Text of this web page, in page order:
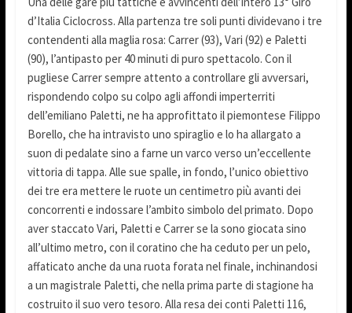
d’Italia Ciclocross. Alla partenza tre soli punti dividevano i tre
contendenti alla maglia rosa: Carrer (93), Vari (92) e Paletti
(90), l’antipasto per 40 minuti di puro spettacolo. Con il
pugliese Carrer sempre attento a controllare gli avversari,
rispondendo colpo su colpo agli affondi imperterriti
dell’emiliano Paletti, ne ha approfittato il piemontese Filippo
Borello, che ha intravisto uno spiraglio e lo ha allargato a
suon di pedalate sino a farne un varco verso un’eccellente
vittoria di tappa. Alle sue spalle, in fondo, l’unico obiettivo
dei tre era mettere le ruote un centimetro più avanti dei
concorrenti e indossare l’ambito simbolo del primato. Dopo
aver staccato Vari, Paletti e Carrer se la sono giocata sino
all’ultimo metro, con il coratino che ha ceduto per un pelo,
affaticato anche da una ruota forata nel finale, inchinandosi
a un magistrale Paletti, che nella prima parte di stagione ha
costruito il suo vero tesoro. Alla resa dei conti Paletti 116,